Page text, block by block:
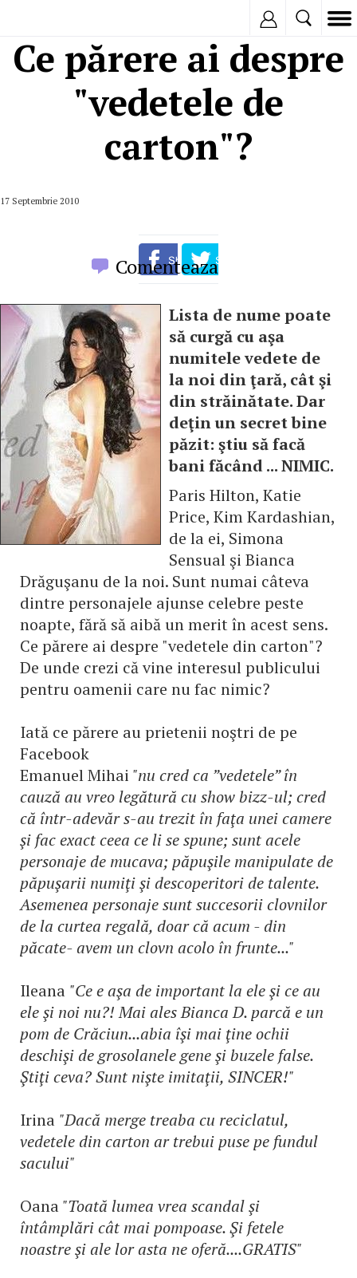
Ce părere ai despre
"vedetele de
carton"?
17 Septembrie 2010
Comenteaza
Lista de nume poate
să curgă cu aşa
numitele vedete de
la noi din ţară, cât şi
din străinătate. Dar
deţin un secret bine
păzit: ştiu să facă
bani făcând ... NIMIC.
Paris Hilton, Katie
Price, Kim Kardashian,
de la ei, Simona
Sensual şi Bianca
Drăguşanu de la noi. Sunt numai câteva
dintre personajele ajunse celebre peste
noapte, fără să aibă un merit în acest sens.
Ce părere ai despre "vedetele din carton"?
De unde crezi că vine interesul publicului
pentru oamenii care nu fac nimic?
Iată ce părere au prietenii noştri de pe
Facebook
Emanuel Mihai "nu cred ca ”vedetele” în
cauză au vreo legătură cu show bizz-ul; cred
că într-adevăr s-au trezit în faţa unei camere
şi fac exact ceea ce li se spune; sunt acele
personaje de mucava; păpuşile manipulate de
păpuşarii numiţi şi descoperitori de talente.
Asemenea personaje sunt succesorii clovnilor
de la curtea regală, doar că acum - din
păcate- avem un clovn acolo în frunte..."
Ileana "Ce e aşa de important la ele şi ce au
ele şi noi nu?! Mai ales Bianca D. parcă e un
pom de Crăciun...abia îşi mai ţine ochii
deschişi de grosolanele gene şi buzele false.
Ştiţi ceva? Sunt nişte imitaţii, SINCER!"
Irina "Dacă merge treaba cu reciclatul,
vedetele din carton ar trebui puse pe fundul
sacului"
Oana"Toată lumea vrea scandal şi
întâmplări cât mai pompoase. Şi fetele
noastre şi ale lor asta ne oferă....GRATIS"